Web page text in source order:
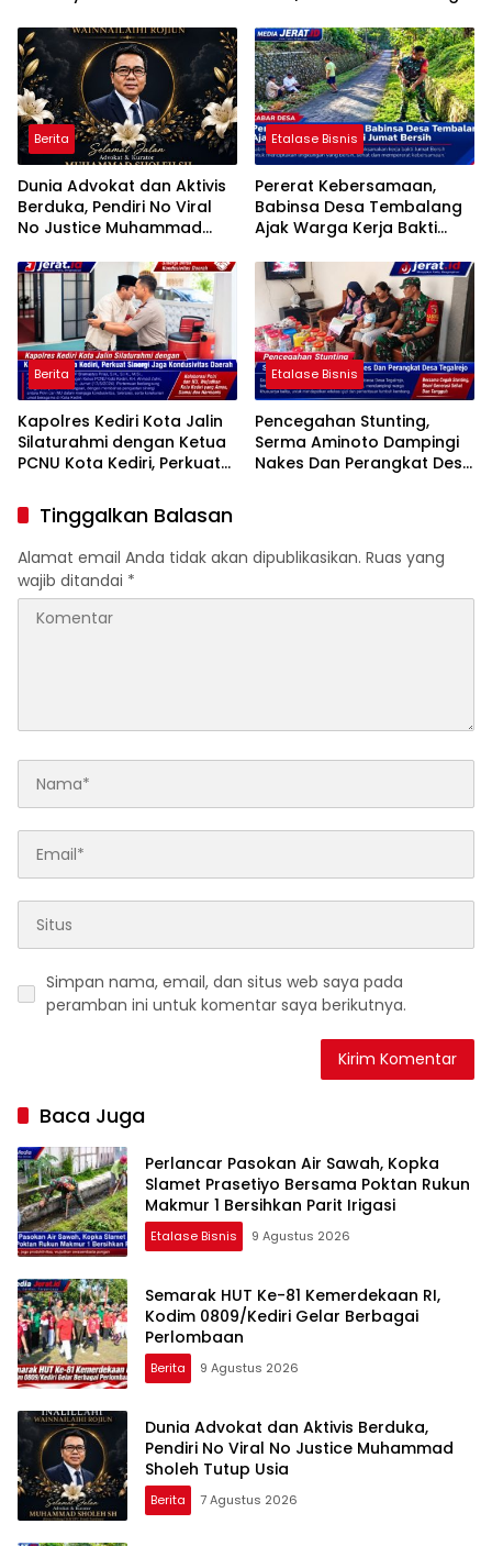
Parit Irigasi
Berita
Dunia Advokat dan Aktivis
Berduka, Pendiri No Viral
No Justice Muhammad
Etalase Bisnis
Pererat Kebersamaan,
Babinsa Desa Tembalang
Ajak Warga Kerja Bakti
Berita
Kapolres Kediri Kota Jalin
Silaturahmi dengan Ketua
PCNU Kota Kediri, Perkuat
Daerah
Etalase Bisnis
Pencegahan Stunting,
Serma Aminoto Dampingi
Nakes Dan Perangkat Desa
Tinggalkan Balasan
Alamat email Anda tidak akan dipublikasikan. Ruas yang
wajib ditandai *
Simpan nama, email, dan situs web saya pada
peramban ini untuk komentar saya berikutnya.
Baca Juga
Perlancar Pasokan Air Sawah, Kopka
Slamet Prasetiyo Bersama Poktan Rukun
Makmur 1 Bersihkan Parit Irigasi
Etalase Bisnis 9 Agustus 2026
Semarak HUT Ke-81 Kemerdekaan RI,
Kodim 0809/Kediri Gelar Berbagai
Perlombaan
Berita 9 Agustus 2026
Dunia Advokat dan Aktivis Berduka,
Pendiri No Viral No Justice Muhammad
Sholeh Tutup Usia
Berita 7 Agustus 2026